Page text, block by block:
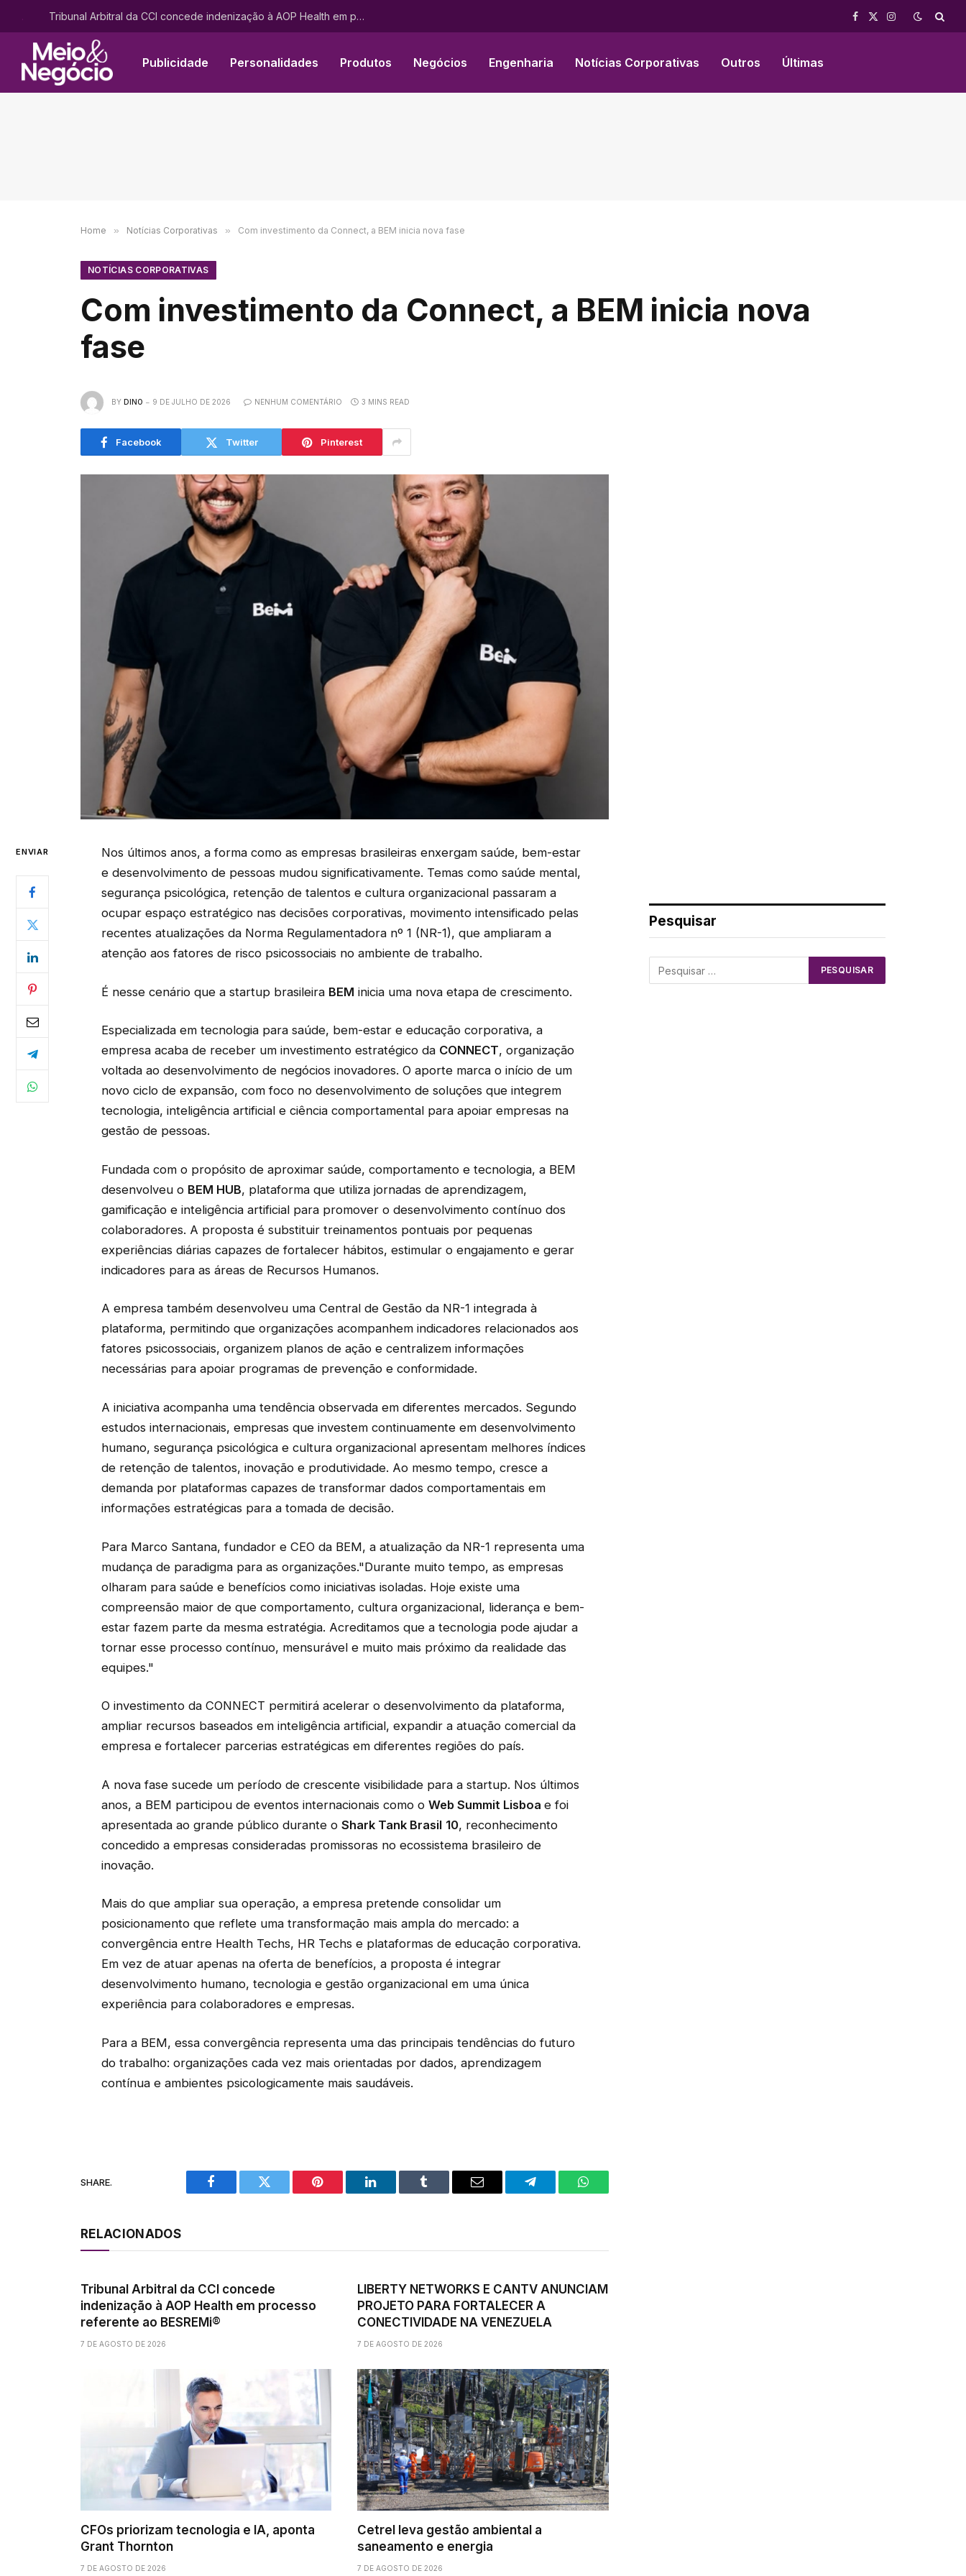
. Tribunal Arbitral da CCI concede indenização à AOP Health em processo referente ao BESREMi®
Facebook
X
Instagram
Publicidade Personalidades Produtos Negócios Engenharia Notícias Corporativas Outros Últimas
Home » Notícias Corporativas » Com investimento da Connect, a BEM inicia nova fase
NOTÍCIAS CORPORATIVAS
Com investimento da Connect, a BEM inicia nova
fase
BY DINO 9 DE JULHO DE 2026 NENHUM COMENTÁRIO 3 MINS READ
Facebook Twitter Pinterest
ENVIAR
Nos últimos anos, a forma como as empresas brasileiras enxergam saúde, bem-estar
e desenvolvimento de pessoas mudou significativamente. Temas como saúde mental,
segurança psicológica, retenção de talentos e cultura organizacional passaram a
ocupar espaço estratégico nas decisões corporativas, movimento intensificado pelas
recentes atualizações da Norma Regulamentadora nº 1 (NR-1), que ampliaram a
atenção aos fatores de risco psicossociais no ambiente de trabalho.
É nesse cenário que a startup brasileira BEM inicia uma nova etapa de crescimento.
Especializada em tecnologia para saúde, bem-estar e educação corporativa, a
empresa acaba de receber um investimento estratégico da CONNECT, organização
voltada ao desenvolvimento de negócios inovadores. O aporte marca o início de um
novo ciclo de expansão, com foco no desenvolvimento de soluções que integrem
tecnologia, inteligência artificial e ciência comportamental para apoiar empresas na
gestão de pessoas.
Fundada com o propósito de aproximar saúde, comportamento e tecnologia, a BEM
desenvolveu o BEM HUB, plataforma que utiliza jornadas de aprendizagem,
gamificação e inteligência artificial para promover o desenvolvimento contínuo dos
colaboradores. A proposta é substituir treinamentos pontuais por pequenas
experiências diárias capazes de fortalecer hábitos, estimular o engajamento e gerar
indicadores para as áreas de Recursos Humanos.
A empresa também desenvolveu uma Central de Gestão da NR-1 integrada à
plataforma, permitindo que organizações acompanhem indicadores relacionados aos
fatores psicossociais, organizem planos de ação e centralizem informações
necessárias para apoiar programas de prevenção e conformidade.
A iniciativa acompanha uma tendência observada em diferentes mercados. Segundo
estudos internacionais, empresas que investem continuamente em desenvolvimento
humano, segurança psicológica e cultura organizacional apresentam melhores índices
de retenção de talentos, inovação e produtividade. Ao mesmo tempo, cresce a
demanda por plataformas capazes de transformar dados comportamentais em
informações estratégicas para a tomada de decisão.
Para Marco Santana, fundador e CEO da BEM, a atualização da NR-1 representa uma
mudança de paradigma para as organizações."Durante muito tempo, as empresas
olharam para saúde e benefícios como iniciativas isoladas. Hoje existe uma
compreensão maior de que comportamento, cultura organizacional, liderança e bem-
estar fazem parte da mesma estratégia. Acreditamos que a tecnologia pode ajudar a
tornar esse processo contínuo, mensurável e muito mais próximo da realidade das
equipes."
O investimento da CONNECT permitirá acelerar o desenvolvimento da plataforma,
ampliar recursos baseados em inteligência artificial, expandir a atuação comercial da
empresa e fortalecer parcerias estratégicas em diferentes regiões do país.
A nova fase sucede um período de crescente visibilidade para a startup. Nos últimos
anos, a BEM participou de eventos internacionais como o Web Summit Lisboa e foi
apresentada ao grande público durante o Shark Tank Brasil 10, reconhecimento
concedido a empresas consideradas promissoras no ecossistema brasileiro de
inovação.
Mais do que ampliar sua operação, a empresa pretende consolidar um
posicionamento que reflete uma transformação mais ampla do mercado: a
convergência entre Health Techs, HR Techs e plataformas de educação corporativa.
Em vez de atuar apenas na oferta de benefícios, a proposta é integrar
desenvolvimento humano, tecnologia e gestão organizacional em uma única
experiência para colaboradores e empresas.
Para a BEM, essa convergência representa uma das principais tendências do futuro
do trabalho: organizações cada vez mais orientadas por dados, aprendizagem
contínua e ambientes psicologicamente mais saudáveis.
SHARE.
Facebook Twitter Pinterest LinkedIn Tumblr Email Telegram WhatsApp
RELACIONADOS
Tribunal Arbitral da CCI concede
indenização à AOP Health em processo
referente ao BESREMi®
7 DE AGOSTO DE 2026
LIBERTY NETWORKS E CANTV ANUNCIAM
PROJETO PARA FORTALECER A
CONECTIVIDADE NA VENEZUELA
7 DE AGOSTO DE 2026
CFOs priorizam tecnologia e IA, aponta
Grant Thornton
7 DE AGOSTO DE 2026
Cetrel leva gestão ambiental a
saneamento e energia
7 DE AGOSTO DE 2026
Pesquisar